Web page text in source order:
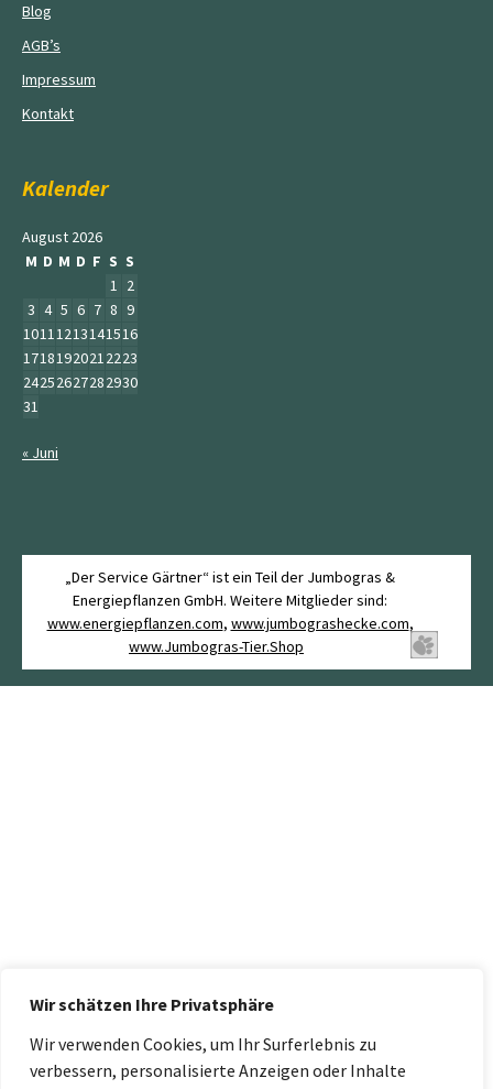
Wir schätzen Ihre Privatsphäre
Wir verwenden Cookies, um Ihr Surferlebnis zu
verbessern, personalisierte Anzeigen oder Inhalte
Blog
AGB’s
Impressum
Kontakt
Kalender
August 2026
M D M D F S S
1 2
3 4 5 6 7 8 9
10111213141516
17181920212223
24252627282930
31
« Juni
„Der Service Gärtner“ ist ein Teil der Jumbogras &
Energiepflanzen GmbH. Weitere Mitglieder sind:
www.energiepflanzen.com, www.jumbograshecke.com,
www.Jumbogras-Tier.Shop